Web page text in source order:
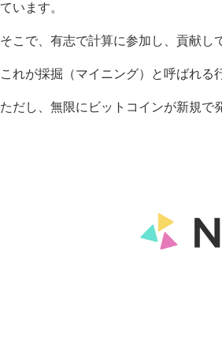
ています。
そこで、有志で計算に参加し、貢献し
これが採掘（マイニング）と呼ばれる
ただし、無限にビットコインが新規で